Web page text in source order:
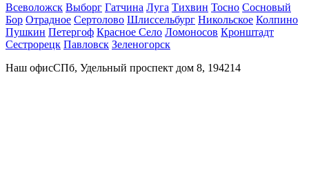
Всеволожск Выборг Гатчина Луга Тихвин Тосно Сосновый
Бор Отрадное Сертолово Шлиссельбург Никольское Колпино
Пушкин Петергоф Красное Село Ломоносов Кронштадт
Сестрорецк Павловск Зеленогорск
Наш офисСПб, Удельный проспект дом 8, 194214